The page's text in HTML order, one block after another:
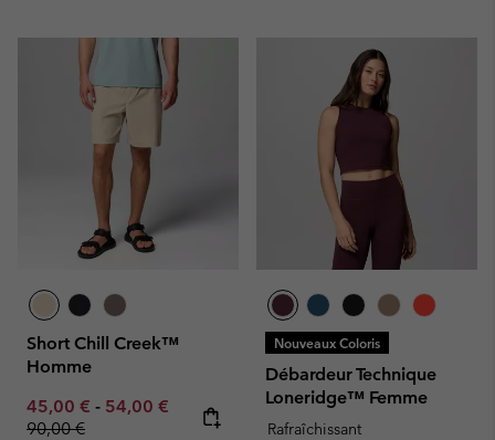
Short Chill Creek™
Homme
Minimum sale price:
45,00 € - Maximum sale price:
54,00 € Regular price:
90,00 €
Nouveaux Coloris
Débardeur Technique
Loneridge™ Femme
Rafraîchissant